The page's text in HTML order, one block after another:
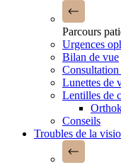
Parcours
Urgences
Bilan de vue
Lunettes de
Lentilles de
Conseils
Troubles de la